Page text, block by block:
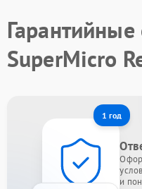
Гарантийные
SuperMicro
1 год
и